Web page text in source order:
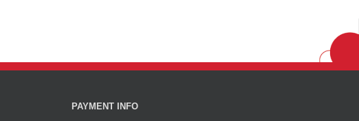
PAYMENT INFO